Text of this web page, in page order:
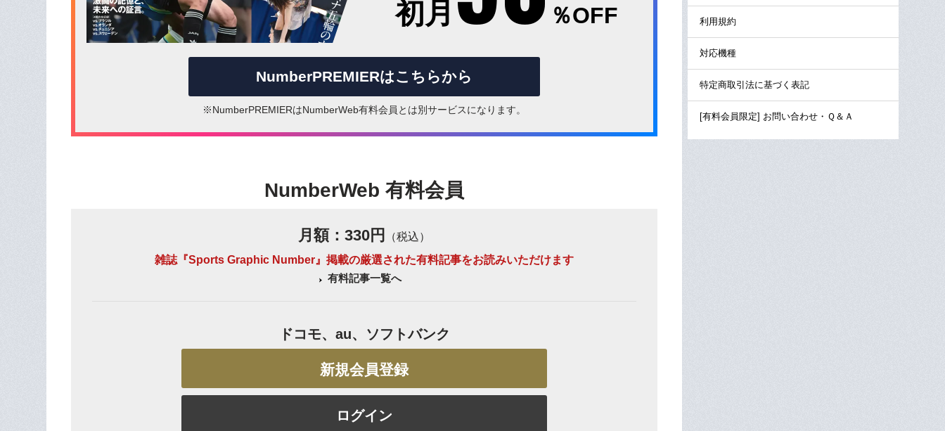
初月 ％OFF
NumberPREMIERはこちらから
※NumberPREMIERはNumberWeb有料会員とは別サービスになります。
NumberWeb 有料会員
月額：330円
（税込）
雑誌『Sports Graphic Number』掲載の厳選された有料記事をお読みいただけます
有料記事一覧へ
ドコモ、au、ソフトバンク
新規会員登録
ログイン
利用規約
対応機種
特定商取引法に基づく表記
[有料会員限定] お問い合わせ・Ｑ＆Ａ